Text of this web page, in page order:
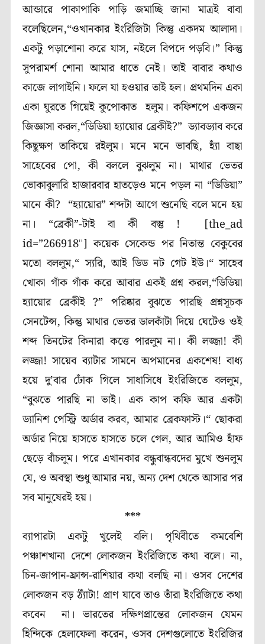
আন্ডারে পাকাপাকি পাড়ি জমাচ্ছি জানা মাত্রই বাবা
বলেছিলেন,“ওখানকার ইংরিজিটা কিন্তু একদম আলাদা।
একটু পড়াশোনা করে যাস, নইলে বিপদে পড়বি।”কিন্তু
সুপরামর্শ শোনা আমার ধাতে নেই। তাই বাবার কথাও
কাজে লাগাইনি। ফলে যা হওয়ার তাই হল। প্রথমদিন একা
একা ঘুরতে গিয়েই কুপোকাত হলুম। কফিশপে একজন
জিজ্ঞাসা করল,“ডিডিয়া হ্যায়োর ব্রেকীই?” ড্যাবড্যাব করে
কিছুক্ষণ তাকিয়ে রইলুম। মনে মনে ভাবছি, হ্যাঁ বাছা
সাহেবের পো, কী বললে বুঝলুম না। মাথার ভেতর
ভোকাবুলারি হাজারবার হাতড়েও মনে পড়ল না “ডিডিয়া”
মানে কী? “হ্যায়োর” শব্দটা আগে শুনেছি বলে মনে হয়
না। “ব্রেকী”-টাই বা কী বস্তু !
[the_ad
id=”266918″]কয়েক সেকেন্ড পর নিতান্ত বেকুবের
মতো বললুম,“ স্যরি, আই ডিড নট গেট ইউ।“ সাহেব
খোকা গাঁক গাঁক করে আবার একই প্রশ্ন করল,“ডিডিয়া
হ্যায়োর ব্রেকীই ?” পরিষ্কার বুঝতে পারছি প্রশ্নসূচক
সেনটেন্স, কিন্তু মাথার ভেতর ডালকাঁটা দিয়ে ঘেটেও ওই
শব্দ তিনটের কিনারা কত্তে পারলুম না। কী লজ্জা! কী
লজ্জা! সায়েব ব্যাটার সামনে অপমানের একশেষ!বাধ্য
হয়ে দু’বার ঢোঁক গিলে সাধাসিধে ইংরিজিতে বললুম,
“বুঝতে পারছি না ভাই। এক কাপ কফি আর একটা
ড্যানিশ পেস্ট্রি অর্ডার করব, আমার ব্রেকফাস্ট।“ ছোকরা
অর্ডার নিয়ে হাসতে হাসতে চলে গেল, আর আমিও হাঁফ
ছেড়ে বাঁচলুম। পরে এখানকার বন্ধুবান্ধবদের মুখে শুনলুম
যে, ও অবস্থা শুধু আমার নয়, অন্য দেশ থেকে আসার পর
সব মানুষেরই হয়।
***
ব্যাপারটা একটু খুলেই বলি।
পৃথিবীতে কমবেশি
পঞ্চাশখানা দেশে লোকজন ইংরিজিতে কথা বলে। না,
চিন-জাপান-ফ্রান্স-রাশিয়ার কথা বলছি না। ওসব দেশের
লোকজন বড় ঠ্যাঁটা! প্রাণ যাবে তাও তাঁরা ইংরিজিতে কথা
কবেন না। ভারতের দক্ষিণপ্রান্তের লোকজন যেমন
হিন্দিকে হেলাফেলা করেন, ওসব দেশগুলোতে ইংরিজির